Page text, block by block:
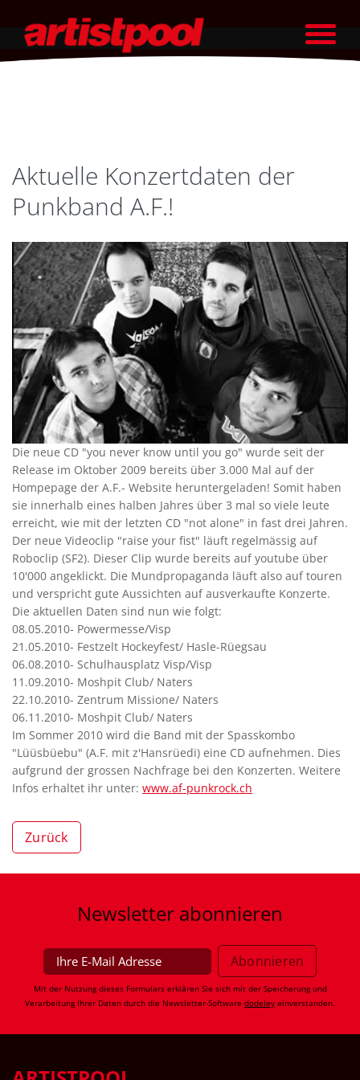
Aktuelle Konzertdaten der
Punkband A.F.!
Die neue CD "you never know until you go" wurde seit der
Release im Oktober 2009 bereits über 3.000 Mal auf der
Hompepage der A.F.- Website heruntergeladen! Somit haben
sie innerhalb eines halben Jahres über 3 mal so viele leute
erreicht, wie mit der letzten CD "not alone" in fast drei Jahren.
Der neue Videoclip "raise your fist" läuft regelmässig auf
Roboclip (SF2). Dieser Clip wurde bereits auf youtube über
10'000 angeklickt. Die Mundpropaganda läuft also auf touren
und verspricht gute Aussichten auf ausverkaufte Konzerte.
Die aktuellen Daten sind nun wie folgt:
08.05.2010- Powermesse/Visp
21.05.2010- Festzelt Hockeyfest/ Hasle-Rüegsau
06.08.2010- Schulhausplatz Visp/Visp
11.09.2010- Moshpit Club/ Naters
22.10.2010- Zentrum Missione/ Naters
06.11.2010- Moshpit Club/ Naters
Im Sommer 2010 wird die Band mit der Spasskombo
"Lüüsbüebu" (A.F. mit z'Hansrüedi) eine CD aufnehmen. Dies
aufgrund der grossen Nachfrage bei den Konzerten. Weitere
Infos erhaltet ihr unter: www.af-punkrock.ch
Zurück
Newsletter abonnieren
Mit der Nutzung dieses Formulars erklären Sie sich mit der Speicherung und
Verarbeitung Ihrer Daten durch die Newsletter-Software dodeley einverstanden.